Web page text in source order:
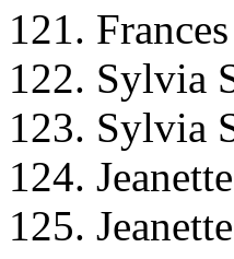
121.
122. Sylvia
123. Sylvia
124.
125.